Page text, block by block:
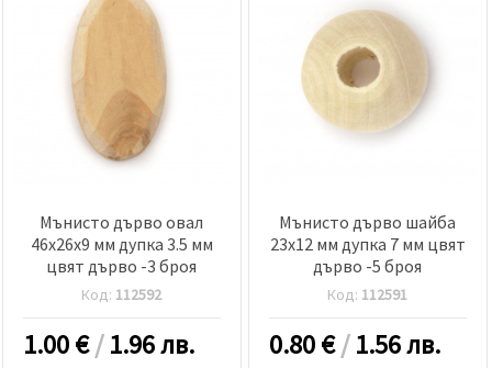
Мънисто дърво овал
46x26x9 мм дупка 3.5 мм
цвят дърво -3 броя
Код: 112592
1.00€/1.96 лв.
Мънисто дърво шайба
23x12 мм дупка 7 мм цвят
дърво -5 броя
Код: 112591
0.80€/1.56 лв.